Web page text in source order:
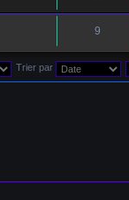
9
Trier par